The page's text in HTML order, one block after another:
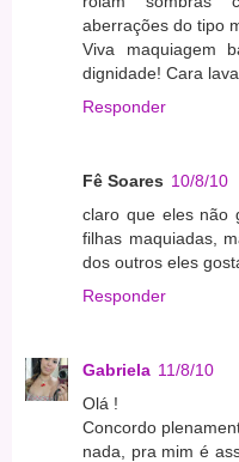
aberrações do tipo
Viva maquiagem
dignidade! Cara
Responder
Fê Soares 10/8/10
claro que eles não
filhas maquiadas,
dos outros eles
Responder
Gabriela 11/8/10
Olá !
Concordo
nada, pra mim é